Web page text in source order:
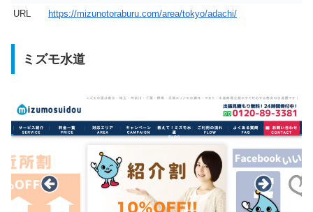
URL https://mizunotoraburu.com/area/tokyo/adachi/
ミズモ水道